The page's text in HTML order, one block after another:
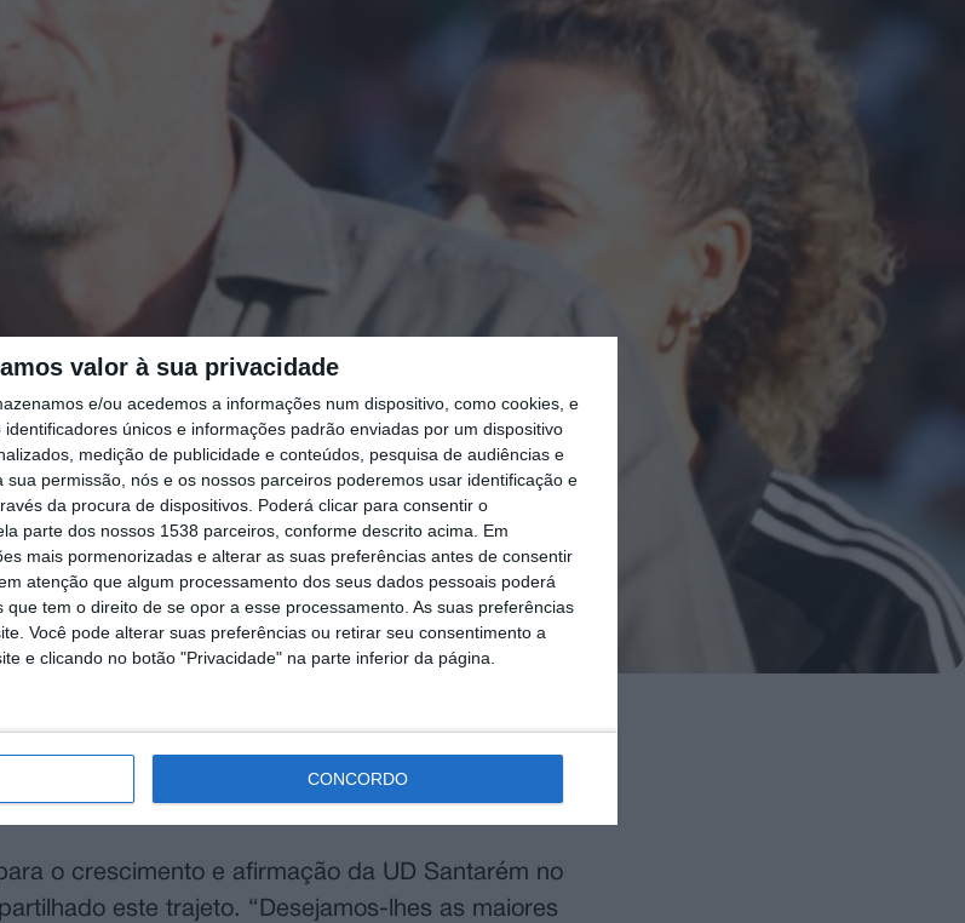
valor à sua privacidade
e/ou acedemos a informações num dispositivo, como cookies, e
únicos e informações padrão enviadas por um dispositivo
medição de publicidade e conteúdos, pesquisa de audiências e
sua permissão, nós e os nossos parceiros poderemos usar identificação e
da procura de dispositivos. Poderá clicar para consentir o
parte dos nossos 1538 parceiros, conforme descrito acima. Em
mais pormenorizadas e alterar as suas preferências antes de consentir
atenção que algum processamento dos seus dados pessoais poderá
tem o direito de se opor a esse processamento. As suas preferências
Você pode alterar suas preferências ou retirar seu consentimento a
e clicando no botão "Privacidade" na parte inferior da página.
CONCORDO
Carlos Fernandes, encerrando um ciclo de duas
oficial, o clube agradeceu o “profissionalismo,
técnica ao longo do percurso.
o crescimento e afirmação da UD Santarém no
este trajeto. “Desejamos-lhes as maiores